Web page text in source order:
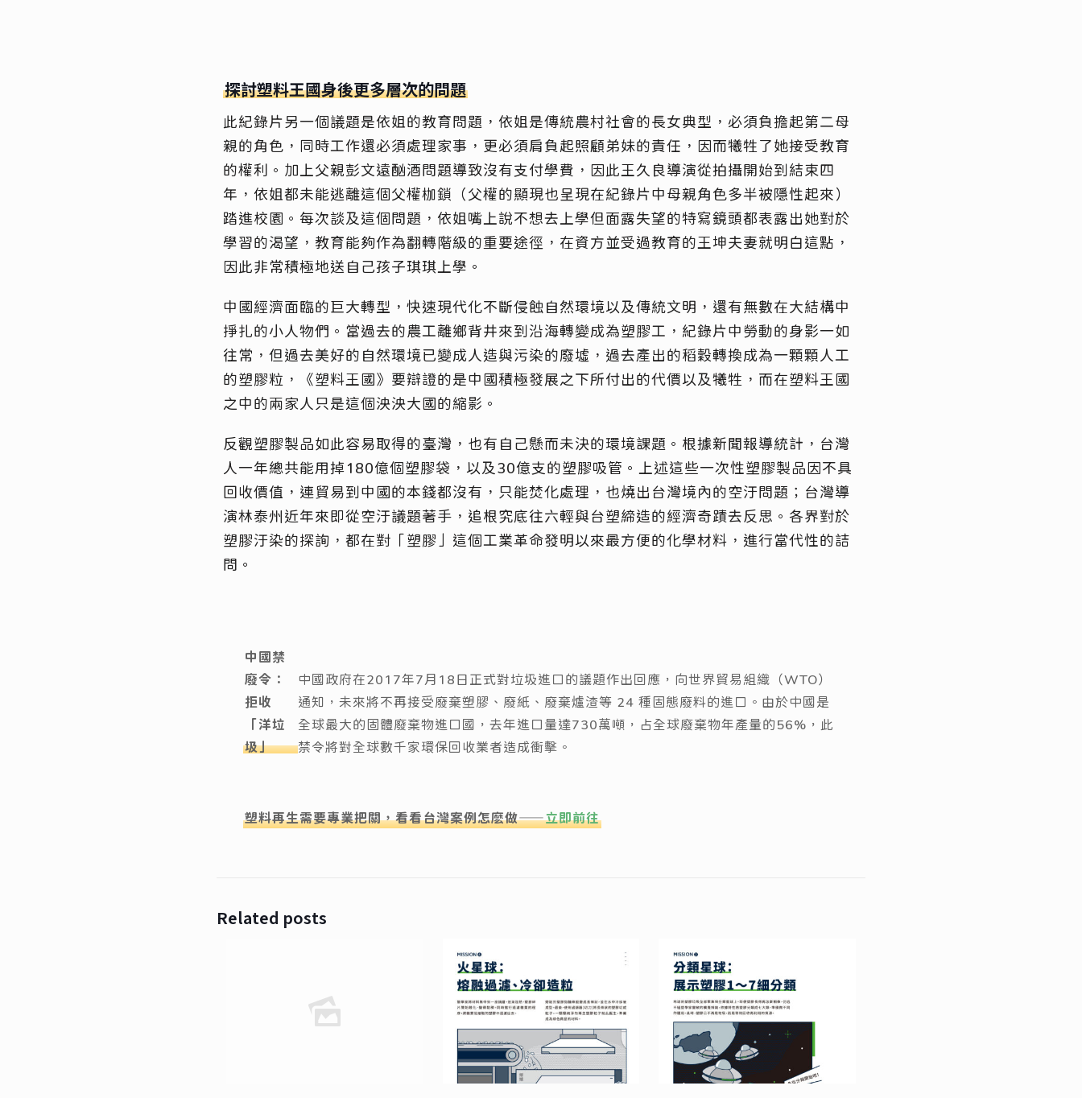
探討塑料王國身後更多層次的問題
此紀錄片另一個議題是依姐的教育問題，依姐是傳統農村社會的長女典型，必須負擔起第二母
親的角色，同時工作還必須處理家事，更必須肩負起照顧弟妹的責任，因而犧牲了她接受教育
的權利。加上父親彭文遠酗酒問題導致沒有支付學費，因此王久良導演從拍攝開始到結束四
年，依姐都未能逃離這個父權枷鎖（父權的顯現也呈現在紀錄片中母親角色多半被隱性起來）
踏進校園。每次談及這個問題，依姐嘴上說不想去上學但面露失望的特寫鏡頭都表露出她對於
學習的渴望，教育能夠作為翻轉階級的重要途徑，在資方並受過教育的王坤夫妻就明白這點，
因此非常積極地送自己孩子琪琪上學。
中國經濟面臨的巨大轉型，快速現代化不斷侵蝕自然環境以及傳統文明，還有無數在大結構中
掙扎的小人物們。當過去的農工離鄉背井來到沿海轉變成為塑膠工，紀錄片中勞動的身影一如
往常，但過去美好的自然環境已變成人造與污染的廢墟，過去產出的稻穀轉換成為一顆顆人工
的塑膠粒，《塑料王國》要辯證的是中國積極發展之下所付出的代價以及犧牲，而在塑料王國
之中的兩家人只是這個泱泱大國的縮影。
反觀塑膠製品如此容易取得的臺灣，也有自己懸而未決的環境課題。根據新聞報導統計，台灣
人一年總共能用掉180億個塑膠袋，以及30億支的塑膠吸管。上述這些一次性塑膠製品因不具
回收價值，連貿易到中國的本錢都沒有，只能焚化處理，也燒出台灣境內的空汙問題；台灣導
演林泰州近年來即從空汙議題著手，追根究底往六輕與台塑締造的經濟奇蹟去反思。各界對於
塑膠汙染的探詢，都在對「塑膠」這個工業革命發明以來最方便的化學材料，進行當代性的詰
問。
中國禁
廢令：
拒收
「洋垃
圾」
中國政府在2017年7月18日正式對垃圾進口的議題作出回應，向世界貿易組織（WTO）
通知，未來將不再接受廢棄塑膠、廢紙、廢棄爐渣等 24 種固態廢料的進口。由於中國是
全球最大的固體廢棄物進口國，去年進口量達730萬噸，占全球廢棄物年產量的56%，此
禁令將對全球數千家環保回收業者造成衝擊。
塑料再生需要專業把關，看看台灣案例怎麽做——立即前往
Related posts